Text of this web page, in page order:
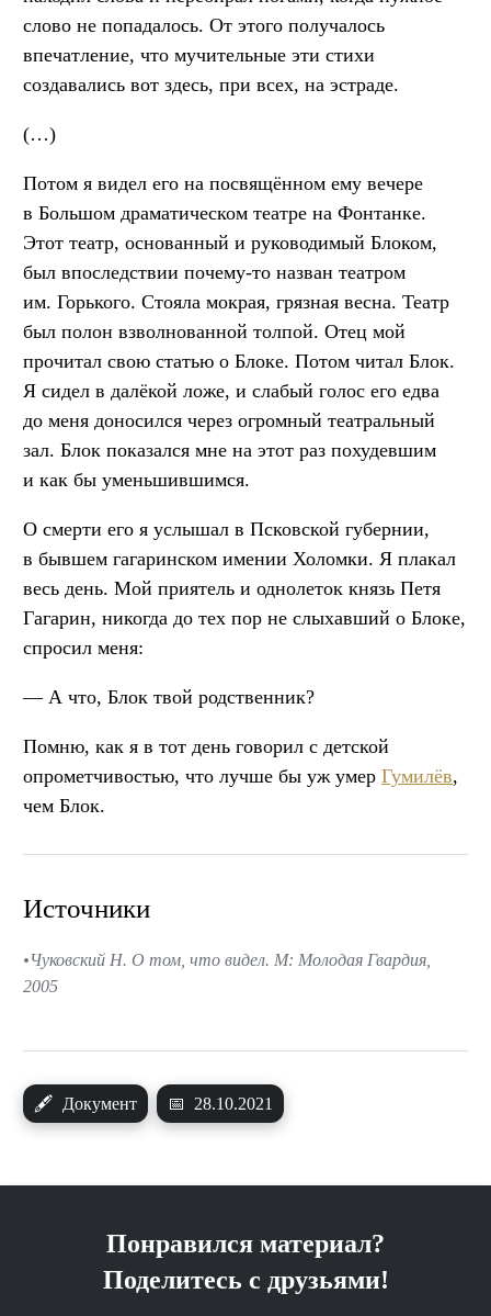
слово не попадалось. От этого получалось
впечатление, что мучительные эти стихи
создавались вот здесь, при всех, на эстраде.
(…)
Потом я видел его на посвящённом ему вечере
в Большом драматическом театре на Фонтанке.
Этот театр, основанный и руководимый Блоком,
был впоследствии почему-то назван театром
им. Горького. Стояла мокрая, грязная весна. Театр
был полон взволнованной толпой. Отец мой
прочитал свою статью о Блоке. Потом читал Блок.
Я сидел в далёкой ложе, и слабый голос его едва
до меня доносился через огромный театральный
зал. Блок показался мне на этот раз похудевшим
и как бы уменьшившимся.
О смерти его я услышал в Псковской губернии,
в бывшем гагаринском имении Холомки. Я плакал
весь день. Мой приятель и однолеток князь Петя
Гагарин, никогда до тех пор не слыхавший о Блоке,
спросил меня:
— А что, Блок твой родственник?
Помню, как я в тот день говорил с детской
опрометчивостью, что лучше бы уж умер Гумилёв,
чем Блок.
🖋 Документ 📅 28.10.2021
Источники
Чуковский Н. О том, что видел. М: Молодая Гвардия,
2005
Понравился материал?
Поделитесь с друзьями!